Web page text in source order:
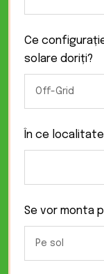
Ce
solare doriți?
În ce
Se vor monta